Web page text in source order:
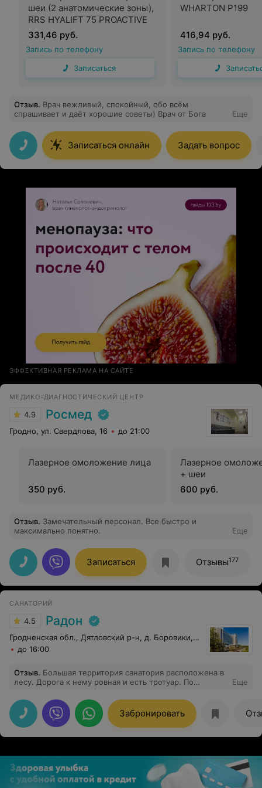
шеи (2 анатомические зоны),
RRS HYALIFT 75 PROACTIVE
331,46 руб.
Запись по телефону
Записаться
WHARTON P199
416,94 руб.
Запись по телефону
Отзыв. Врач вежливый, спокойный, обо всём
спрашивает и даёт хорошие советы) Врач от Бога
Еще
Записаться онлайн Задать вопрос
ЭФФЕКТИВНАЯ РЕКЛАМА НА САЙТЕ
МЕДИКО-ДИАГНОСТИЧЕСКИЙ ЦЕНТР
4.9 Росмед
Гродно, ул. Свердлова, 16 до 21:00
Лазерное омоложение лица
350 руб.
Лазерное
+ шеи
600 руб.
Отзыв. Замечательный персонал. Все быстро и
максимально понятно.
Еще
Записаться Отзывы177
САНАТОРИЙ
4.5 Радон
Гродненская обл., Дятловский р-н, д. Боровики, 10
до 16:00
Отзыв. Большая территория санатория расположена в
лесу. Дорога к нему ровная и есть тротуар. По
отдыха и мангалы. В пруду плавают лебеди и утки,
рыбы нет. В лесу собираем грибы, есть лисички.
Много фонтанов и фигурок из кустов. Что касается
самих зданий, но они совершенно новые, помещения
чистые, есть часовня и парковка.
Еще
Забронировать